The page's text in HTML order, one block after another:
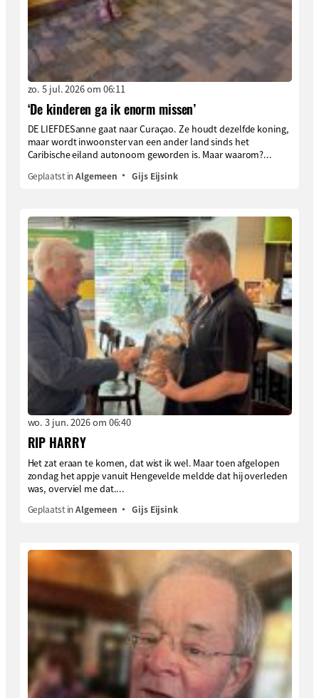
zo. 5 jul. 2026 om 06:11
‘De kinderen ga ik enorm missen’
DE LIEFDESanne gaat naar Curaçao. Ze houdt dezelfde koning,
maar wordt inwoonster van een ander land sinds het
Caribische eiland autonoom geworden is. Maar waarom?...
Geplaatst inAlgemeen Gijs Eijsink
wo. 3 jun. 2026 om 06:40
RIP HARRY
Het zat eraan te komen, dat wist ik wel. Maar toen afgelopen
zondag het appje vanuit Hengevelde meldde dat hij overleden
was, overviel me dat....
Geplaatst inAlgemeen Gijs Eijsink